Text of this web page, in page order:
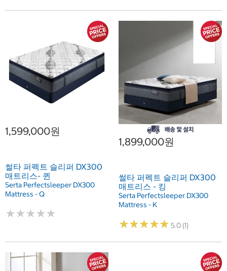
1,599,000원
썰타 퍼펙트 슬리퍼 DX300
매트리스- 퀸
Serta Perfectsleeper DX300
Mattress - Q
★★★★★
★★★★★
1,899,000원
썰타 퍼펙트 슬리퍼 DX300
매트리스 - 킹
Serta Perfectsleeper DX300
Mattress - K
★★★★★
★★★★★ 5.0 (1)